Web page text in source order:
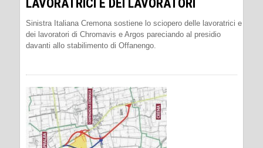
LAVORATRICI E DEI LAVORATORI
Sinistra Italiana Cremona sostiene lo sciopero delle lavoratrici e
dei lavoratori di Chromavis e Argos pareciando al presidio
davanti allo stabilimento di Offanengo.